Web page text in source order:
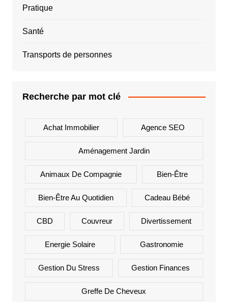
Pratique
Santé
Transports de personnes
Recherche par mot clé
Achat Immobilier Agence SEO
Aménagement Jardin
Animaux De Compagnie Bien-Être
Bien-Être Au Quotidien Cadeau Bébé
CBD Couvreur Divertissement
Energie Solaire Gastronomie
Gestion Du Stress Gestion Finances
Greffe De Cheveux